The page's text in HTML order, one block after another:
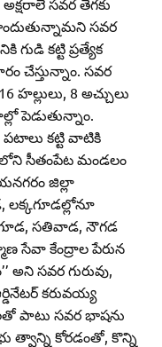
సవర తెగకు
సవర
గుడి కట్టి ప్రత్యేక
చేస్తున్నాం. సవర
8 అచ్చులు
పెడుతున్నాం.
కట్టి వాటికి
సీతంపేట మండలం
జిల్లా
లక్కగూడల్లోనూ
సతివాడ, నౌగడ
సేవా కేంద్రాల పేరున
అని సవర గురువు,
కరువయ్య
పాటు సవర భాషను
త్వాన్ని కోరడంతో, కొన్ని